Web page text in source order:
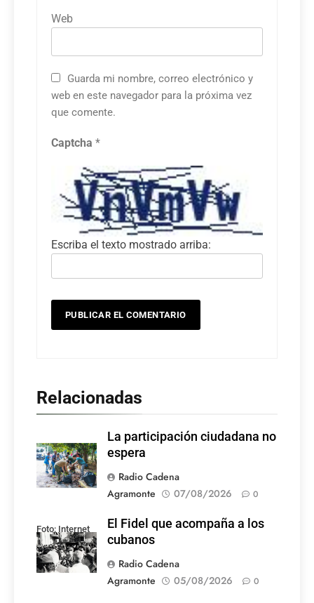
Web
Guarda mi nombre, correo electrónico y
web en este navegador para la próxima vez
que comente.
Captcha *
Escriba el texto mostrado arriba:
Relacionadas
La participación ciudadana no
espera
Radio Cadena
Agramonte
07/08/2026 0
Foto: Internet
El Fidel que acompaña a los
cubanos
Radio Cadena
Agramonte
05/08/2026 0